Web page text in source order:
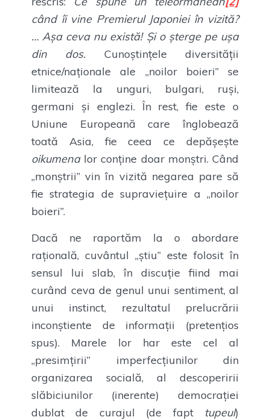
când îi vine Premierul Japoniei în vizită?
… Așa ceva nu există! Și o șterge pe ușa
din dos. Cunoștințele diversității
etnice/naționale ale „noilor boieri” se
limitează la unguri, bulgari, ruși,
germani și englezi. În rest, fie este o
Uniune Europeană care înglobează
toată Asia, fie ceea ce depășește
oikumenalor conține doar monștri. Când
„monștrii” vin în vizită negarea pare să
fie strategia de supraviețuire a „noilor
boieri”.
Dacă ne raportăm la o abordare
rațională, cuvântul „știu” este folosit în
sensul lui slab, în discuție fiind mai
curând ceva de genul unui sentiment, al
unui instinct, rezultatul prelucrării
inconștiente de informații (pretențios
spus). Marele lor har este cel al
„presimțirii” imperfecțiunilor din
organizarea socială, al descoperirii
slăbiciunilor (inerente) democrației
dublat de curajul (de fapttupeul)